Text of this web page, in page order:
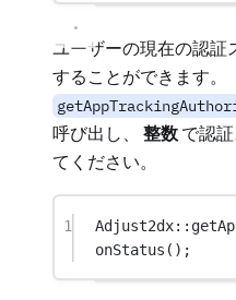
ユーザーの現在の認証
することができます。
呼び出し、 整数 で認
てください。
1 Adjust2dx::
onStatus ();